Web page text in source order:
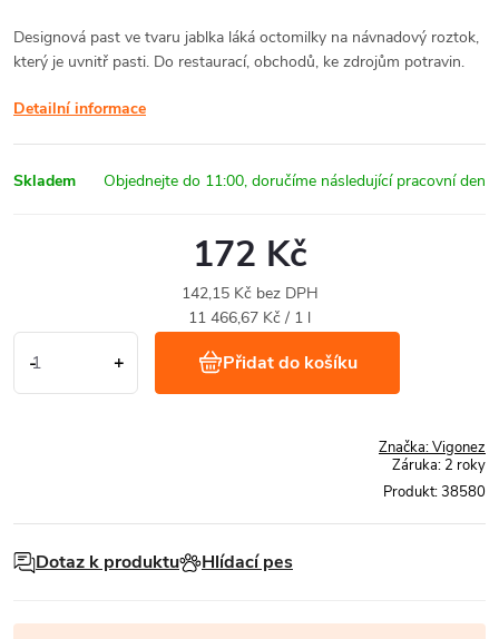
Designová past ve tvaru jablka láká octomilky na návnadový roztok,
který je uvnitř pasti. Do restaurací, obchodů, ke zdrojům potravin.
Detailní informace
Skladem
172 Kč
142,15 Kč bez DPH
Měrná
11 466,67 Kč / 1 l
Přidat do košíku
Značka:Vigonez
Záruka: 2 roky
Produkt:38580
Dotaz k produktu Hlídací pes